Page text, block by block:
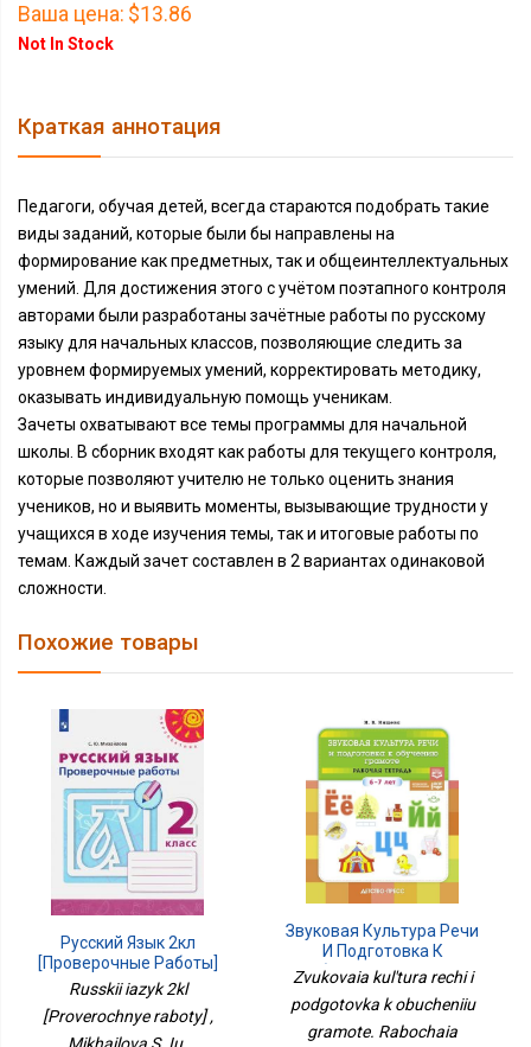
Ваша цена: $13.86
Not In Stock
Краткая аннотация
Педагоги, обучая детей, всегда стараются подобрать такие
виды заданий, которые были бы направлены на
формирование как предметных, так и общеинтеллектуальных
умений. Для достижения этого с учётом поэтапного контроля
авторами были разработаны зачётные работы по русскому
языку для начальных классов, позволяющие следить за
уровнем формируемых умений, корректировать методику,
оказывать индивидуальную помощь ученикам.
Зачеты охватывают все темы программы для начальной
школы. В сборник входят как работы для текущего контроля,
которые позволяют учителю не только оценить знания
учеников, но и выявить моменты, вызывающие трудности у
учащихся в ходе изучения темы, так и итоговые работы по
темам. Каждый зачет составлен в 2 вариантах одинаковой
сложности.
Похожие товары
Русский Язык 2кл
[Проверочные Работы]
Russkii iazyk 2kl
[Proverochnye raboty] ,
Mikhailova S. Iu.
Звуковая Культура Речи
И Подготовка К
Обучению Грамоте.
Лет
Zvukovaia kul'tura rechi i
podgotovka k obucheniiu
gramote. Rabochaia